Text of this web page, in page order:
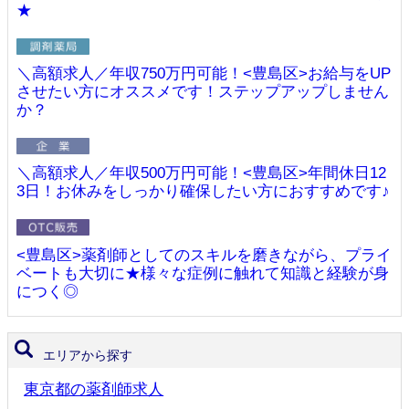
★
＼高額求人／年収750万円可能！<豊島区>お給与をUP
させたい方にオススメです！ステップアップしません
か？
＼高額求人／年収500万円可能！<豊島区>年間休日12
3日！お休みをしっかり確保したい方におすすめです♪
<豊島区>薬剤師としてのスキルを磨きながら、プライ
ベートも大切に★様々な症例に触れて知識と経験が身
につく◎
エリアから探す
東京都の薬剤師求人